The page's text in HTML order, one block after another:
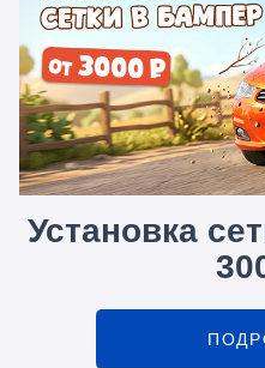
Установка